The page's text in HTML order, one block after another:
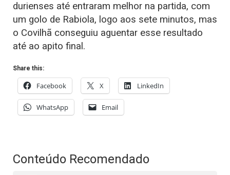
durienses até entraram melhor na partida, com
um golo de Rabiola, logo aos sete minutos, mas
o Covilhã conseguiu aguentar esse resultado
até ao apito final.
Share this:
Facebook X LinkedIn
WhatsApp Email
Conteúdo Recomendado